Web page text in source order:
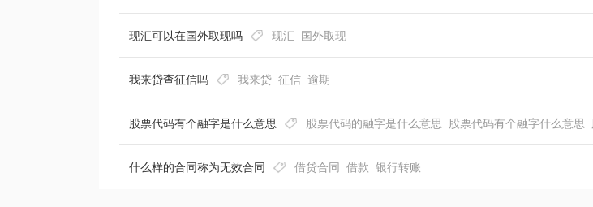
现汇可以在国外取现吗 现汇 国外取现
我来贷查征信吗 我来贷 征信 逾期
股票代码有个融字是什么意思 股票代码的融字是什么意思 股票代码有个融字什么意思
什么样的合同称为无效合同 借贷合同 借款 银行转账